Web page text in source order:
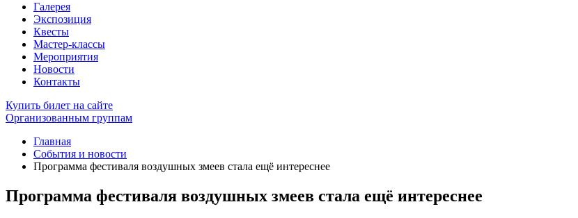
Галерея
Экспозиция
Квесты
Мастер-классы
Мероприятия
Новости
Контакты
Купить билет на сайте
Организованным группам
Главная
События и новости
Программа фестиваля воздушных змеев стала ещё интереснее
Программа фестиваля воздушных змеев стала ещё интереснее